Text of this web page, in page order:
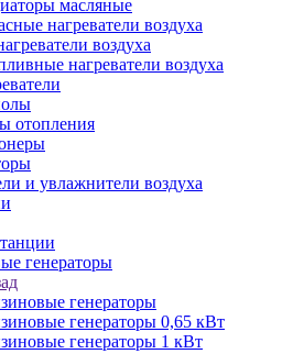
масляные
нагреватели воздуха
воздуха
нагреватели воздуха
отопления
и увлажнители воздуха
генераторы
генераторы
генераторы 0,65 кВт
генераторы 1 кВт